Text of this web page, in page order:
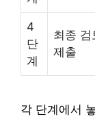
4
단
계
최종 검
제출
각 단계에서